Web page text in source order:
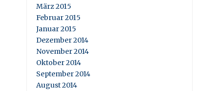
März 2015
Februar 2015
Januar 2015
Dezember 2014
November 2014
Oktober 2014
September 2014
August 2014